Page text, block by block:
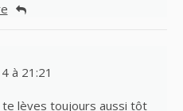
à 21:21
lèves toujours aussi tôt